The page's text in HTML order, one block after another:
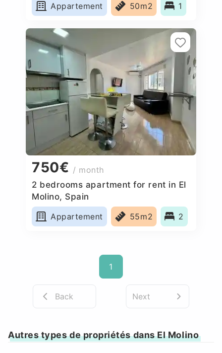
Appartement
50m2 1
750€ / month
2 bedrooms apartment for rent in El
Molino, Spain
Appartement
55m2 2
1
Back Next
Autres types de propriétés dans El Molino